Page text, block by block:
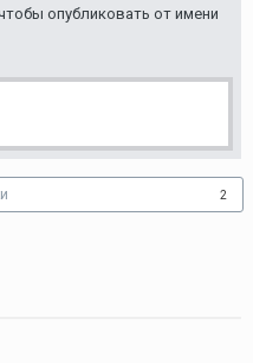
опубликовать от имени
2